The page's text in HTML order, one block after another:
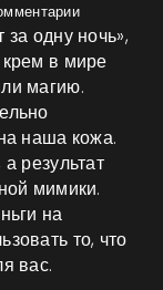
за одну ночь»,
в мире
магию.
наша кожа.
результат
мимики.
на
то, что
вас.